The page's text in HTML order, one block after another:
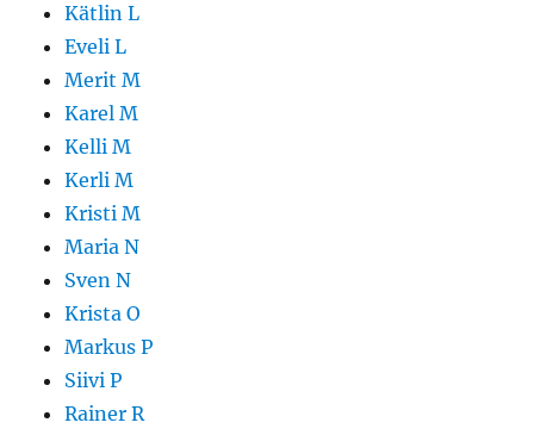
Kätlin L
Eveli L
Merit M
Karel M
Kelli M
Kerli M
Kristi M
Maria N
Sven N
Krista O
Markus P
Siivi P
Rainer R